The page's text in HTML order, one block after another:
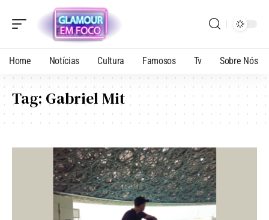
Home Notícias Cultura Famosos Tv Sobre Nós
Tag: Gabriel Mit